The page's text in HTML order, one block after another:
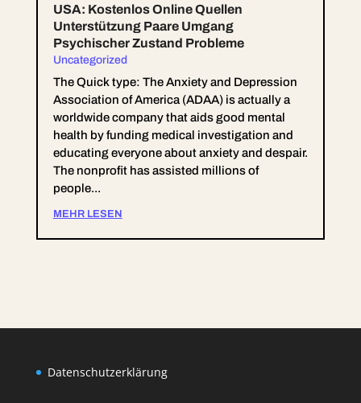
USA: Kostenlos Online Quellen
Unterstützung Paare Umgang
Psychischer Zustand Probleme
Uncategorized
The Quick type: The Anxiety and Depression
Association of America (ADAA) is actually a
worldwide company that aids good mental
health by funding medical investigation and
educating everyone about anxiety and despair.
The nonprofit has assisted millions of
people...
MEHR LESEN
Datenschutzerklärung